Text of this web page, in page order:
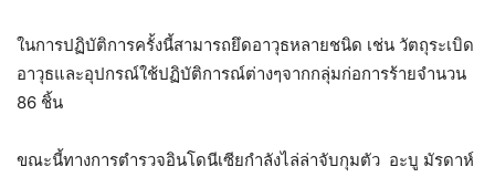
ในการปฏิบัติการครั้งนี้สามารถยึดอาวุธหลายชนิด เช่น วัตถุระเบิด
อาวุธและอุปกรณ์ใช้ปฏิบัติการณ์ต่างๆจากกลุ่มก่อการร้ายจำนวน
86 ชิ้น
ขณะนี้ทางการตำรวจอินโดนีเซียกำลังไล่ล่าจับกุมตัว อะบู มัรดาห์